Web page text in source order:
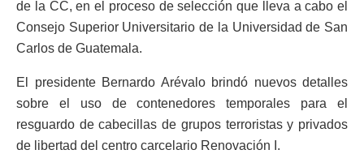
de la CC, en el proceso de selección que lleva a cabo el
Consejo Superior Universitario de la Universidad de San
Carlos de Guatemala.
El presidente Bernardo Arévalo brindó nuevos detalles
sobre el uso de contenedores temporales para el
resguardo de cabecillas de grupos terroristas y privados
de libertad del centro carcelario Renovación I.